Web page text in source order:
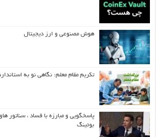
هوش مصنوعی و ارز دیجیتال
تکریم مقام معلم: نگاهی نو به
پاسخگویی و مبارزه با فساد ، سناتور
بوئینگ